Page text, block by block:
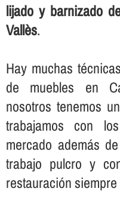
lijado y barnizado
Vallès.
Hay muchas
de muebles en
nosotros tenemos
trabajamos con
mercado además
trabajo pulcro y
restauración